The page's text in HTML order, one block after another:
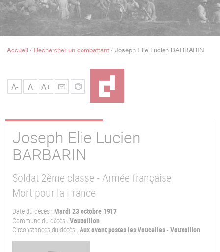
Navigation
FilAccueil Rechercher un combattant Joseph Elie Lucien BARBARIN
A- A A+
Joseph Elie Lucien
BARBARIN
Soldat 2ème classe - Armée française
Mort pour la France
Date du décès : Mardi 23 octobre 1917
Commune du décès : Vauxaillon
Circonstances du décès : Aux avant postes les Vaucelles - Vauxaillon